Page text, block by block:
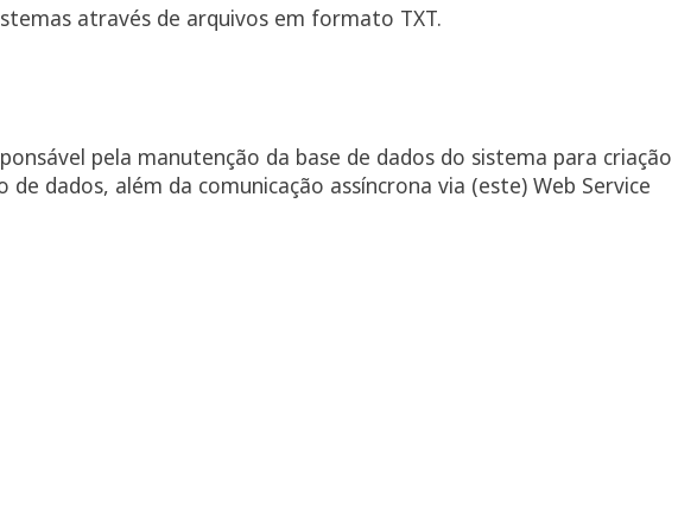
através de arquivos em formato TXT.
pela manutenção da base de dados do sistema para criação
dados, além da comunicação assíncrona via (este) Web Service